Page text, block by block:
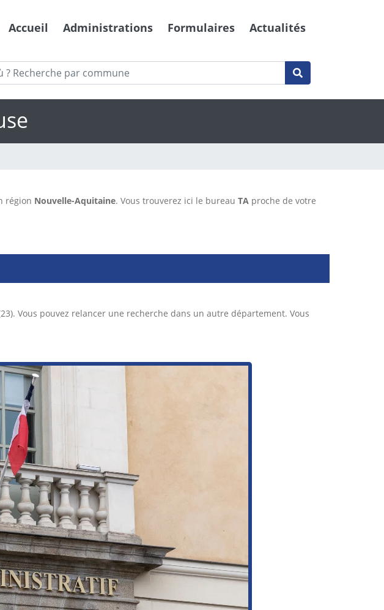
Accueil Administrations Formulaires Actualités
région Nouvelle-Aquitaine. Vous trouverez ici le bureau TA proche de votre
Vous pouvez relancer une recherche dans un autre département. Vous